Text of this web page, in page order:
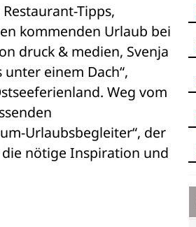
Tipps,
kommenden Urlaub bei
druck & medien, Svenja
einem Dach“,
Weg vom
Urlaubsbegleiter“, der
nötige Inspiration und